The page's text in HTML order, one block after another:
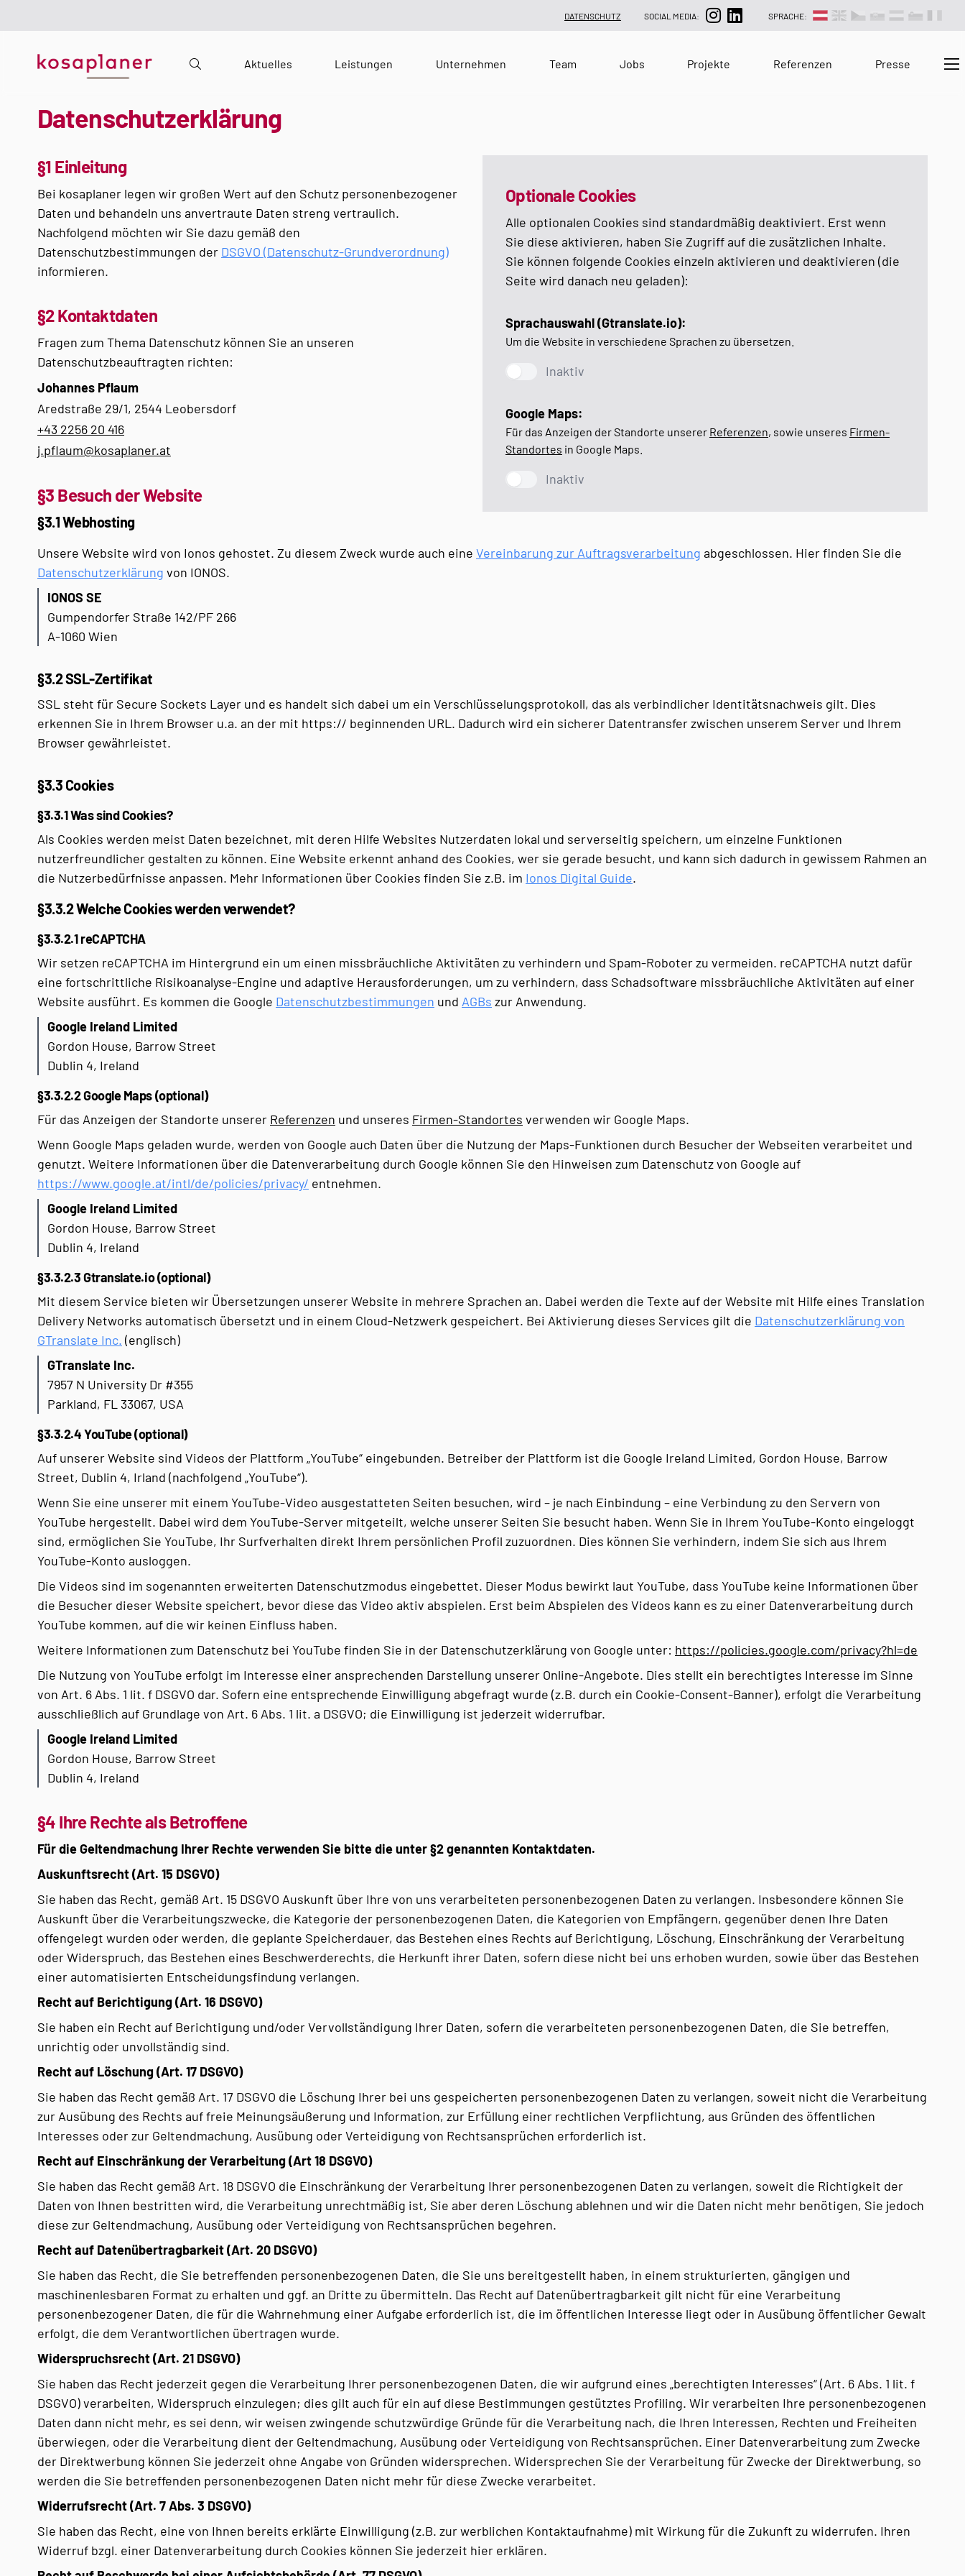
DATENSCHUTZ SOCIAL MEDIA: SPRACHE:
Aktuelles Leistungen Unternehmen Team Jobs Projekte Referenzen Presse
Datenschutzerklärung
Optionale Cookies
Alle optionalen Cookies sind standardmäßig deaktiviert. Erst wenn
Sie diese aktivieren, haben Sie Zugriff auf die zusätzlichen Inhalte.
Sie können folgende Cookies einzeln aktivieren und deaktivieren (die
Seite wird danach neu geladen):
Sprachauswahl (Gtranslate.io):
Um die Website in verschiedene Sprachen zu übersetzen.
Inaktiv
Google Maps:
Für das Anzeigen der Standorte unserer Referenzen, sowie unseres Firmen-
Standortes in Google Maps.
Inaktiv
§1 Einleitung
Bei kosaplaner legen wir großen Wert auf den Schutz personenbezogener
Daten und behandeln uns anvertraute Daten streng vertraulich.
Nachfolgend möchten wir Sie dazu gemäß den
Datenschutzbestimmungen der DSGVO (Datenschutz-Grundverordnung)
informieren.
§2 Kontaktdaten
Fragen zum Thema Datenschutz können Sie an unseren
Datenschutzbeauftragten richten:
Johannes Pflaum
Aredstraße 29/1, 2544 Leobersdorf
+43 2256 20 416
j.pflaum@kosaplaner.at
§3 Besuch der Website
§3.1 Webhosting
Unsere Website wird von Ionos gehostet. Zu diesem Zweck wurde auch eine Vereinbarung zur Auftragsverarbeitung abgeschlossen. Hier finden Sie die
Datenschutzerklärung von IONOS.
IONOS SE
Gumpendorfer Straße 142/PF 266
A-1060 Wien
§3.2 SSL-Zertifikat
SSL steht für Secure Sockets Layer und es handelt sich dabei um ein Verschlüsselungsprotokoll, das als verbindlicher Identitätsnachweis gilt. Dies
erkennen Sie in Ihrem Browser u.a. an der mit https:// beginnenden URL. Dadurch wird ein sicherer Datentransfer zwischen unserem Server und Ihrem
Browser gewährleistet.
§3.3 Cookies
§3.3.1 Was sind Cookies?
Als Cookies werden meist Daten bezeichnet, mit deren Hilfe Websites Nutzerdaten lokal und serverseitig speichern, um einzelne Funktionen
nutzerfreundlicher gestalten zu können. Eine Website erkennt anhand des Cookies, wer sie gerade besucht, und kann sich dadurch in gewissem Rahmen an
die Nutzerbedürfnisse anpassen. Mehr Informationen über Cookies finden Sie z.B. im Ionos Digital Guide.
§3.3.2 Welche Cookies werden verwendet?
§3.3.2.1 reCAPTCHA
Wir setzen reCAPTCHA im Hintergrund ein um einen missbräuchliche Aktivitäten zu verhindern und Spam-Roboter zu vermeiden. reCAPTCHA nutzt dafür
eine fortschrittliche Risikoanalyse-Engine und adaptive Herausforderungen, um zu verhindern, dass Schadsoftware missbräuchliche Aktivitäten auf einer
Website ausführt. Es kommen die Google Datenschutzbestimmungen und AGBs zur Anwendung.
Google Ireland Limited
Gordon House, Barrow Street
Dublin 4, Ireland
§3.3.2.2 Google Maps (optional)
Für das Anzeigen der Standorte unserer Referenzen und unseres Firmen-Standortes verwenden wir Google Maps.
Wenn Google Maps geladen wurde, werden von Google auch Daten über die Nutzung der Maps-Funktionen durch Besucher der Webseiten verarbeitet und
genutzt. Weitere Informationen über die Datenverarbeitung durch Google können Sie den Hinweisen zum Datenschutz von Google auf
https://www.google.at/intl/de/policies/privacy/ entnehmen.
Google Ireland Limited
Gordon House, Barrow Street
Dublin 4, Ireland
§3.3.2.3 Gtranslate.io (optional)
Mit diesem Service bieten wir Übersetzungen unserer Website in mehrere Sprachen an. Dabei werden die Texte auf der Website mit Hilfe eines Translation
Delivery Networks automatisch übersetzt und in einem Cloud-Netzwerk gespeichert. Bei Aktivierung dieses Services gilt die Datenschutzerklärung von
GTranslate Inc. (englisch)
GTranslate Inc.
7957 N University Dr #355
Parkland, FL 33067, USA
§3.3.2.4 YouTube (optional)
Auf unserer Website sind Videos der Plattform „YouTube“ eingebunden. Betreiber der Plattform ist die Google Ireland Limited, Gordon House, Barrow
Street, Dublin 4, Irland (nachfolgend „YouTube“).
Wenn Sie eine unserer mit einem YouTube-Video ausgestatteten Seiten besuchen, wird – je nach Einbindung – eine Verbindung zu den Servern von
YouTube hergestellt. Dabei wird dem YouTube-Server mitgeteilt, welche unserer Seiten Sie besucht haben. Wenn Sie in Ihrem YouTube-Konto eingeloggt
sind, ermöglichen Sie YouTube, Ihr Surfverhalten direkt Ihrem persönlichen Profil zuzuordnen. Dies können Sie verhindern, indem Sie sich aus Ihrem
YouTube-Konto ausloggen.
Die Videos sind im sogenannten erweiterten Datenschutzmodus eingebettet. Dieser Modus bewirkt laut YouTube, dass YouTube keine Informationen über
die Besucher dieser Website speichert, bevor diese das Video aktiv abspielen. Erst beim Abspielen des Videos kann es zu einer Datenverarbeitung durch
YouTube kommen, auf die wir keinen Einfluss haben.
Weitere Informationen zum Datenschutz bei YouTube finden Sie in der Datenschutzerklärung von Google unter: https://policies.google.com/privacy?hl=de
Die Nutzung von YouTube erfolgt im Interesse einer ansprechenden Darstellung unserer Online-Angebote. Dies stellt ein berechtigtes Interesse im Sinne
von Art. 6 Abs. 1 lit. f DSGVO dar. Sofern eine entsprechende Einwilligung abgefragt wurde (z.B. durch ein Cookie-Consent-Banner), erfolgt die Verarbeitung
ausschließlich auf Grundlage von Art. 6 Abs. 1 lit. a DSGVO; die Einwilligung ist jederzeit widerrufbar.
Google Ireland Limited
Gordon House, Barrow Street
Dublin 4, Ireland
§4 Ihre Rechte als Betroffene
Für die Geltendmachung Ihrer Rechte verwenden Sie bitte die unter §2 genannten Kontaktdaten.
Auskunftsrecht (Art. 15 DSGVO)
Sie haben das Recht, gemäß Art. 15 DSGVO Auskunft über Ihre von uns verarbeiteten personenbezogenen Daten zu verlangen. Insbesondere können Sie
Auskunft über die Verarbeitungszwecke, die Kategorie der personenbezogenen Daten, die Kategorien von Empfängern, gegenüber denen Ihre Daten
offengelegt wurden oder werden, die geplante Speicherdauer, das Bestehen eines Rechts auf Berichtigung, Löschung, Einschränkung der Verarbeitung
oder Widerspruch, das Bestehen eines Beschwerderechts, die Herkunft ihrer Daten, sofern diese nicht bei uns erhoben wurden, sowie über das Bestehen
einer automatisierten Entscheidungsfindung verlangen.
Recht auf Berichtigung (Art. 16 DSGVO)
Sie haben ein Recht auf Berichtigung und/oder Vervollständigung Ihrer Daten, sofern die verarbeiteten personenbezogenen Daten, die Sie betreffen,
unrichtig oder unvollständig sind.
Recht auf Löschung (Art. 17 DSGVO)
Sie haben das Recht gemäß Art. 17 DSGVO die Löschung Ihrer bei uns gespeicherten personenbezogenen Daten zu verlangen, soweit nicht die Verarbeitung
zur Ausübung des Rechts auf freie Meinungsäußerung und Information, zur Erfüllung einer rechtlichen Verpflichtung, aus Gründen des öffentlichen
Interesses oder zur Geltendmachung, Ausübung oder Verteidigung von Rechtsansprüchen erforderlich ist.
Recht auf Einschränkung der Verarbeitung (Art 18 DSGVO)
Sie haben das Recht gemäß Art. 18 DSGVO die Einschränkung der Verarbeitung Ihrer personenbezogenen Daten zu verlangen, soweit die Richtigkeit der
Daten von Ihnen bestritten wird, die Verarbeitung unrechtmäßig ist, Sie aber deren Löschung ablehnen und wir die Daten nicht mehr benötigen, Sie jedoch
diese zur Geltendmachung, Ausübung oder Verteidigung von Rechtsansprüchen begehren.
Recht auf Datenübertragbarkeit (Art. 20 DSGVO)
Sie haben das Recht, die Sie betreffenden personenbezogenen Daten, die Sie uns bereitgestellt haben, in einem strukturierten, gängigen und
maschinenlesbaren Format zu erhalten und ggf. an Dritte zu übermitteln. Das Recht auf Datenübertragbarkeit gilt nicht für eine Verarbeitung
personenbezogener Daten, die für die Wahrnehmung einer Aufgabe erforderlich ist, die im öffentlichen Interesse liegt oder in Ausübung öffentlicher Gewalt
erfolgt, die dem Verantwortlichen übertragen wurde.
Widerspruchsrecht (Art. 21 DSGVO)
Sie haben das Recht jederzeit gegen die Verarbeitung Ihrer personenbezogenen Daten, die wir aufgrund eines „berechtigten Interesses“ (Art. 6 Abs. 1 lit. f
DSGVO) verarbeiten, Widerspruch einzulegen; dies gilt auch für ein auf diese Bestimmungen gestütztes Profiling. Wir verarbeiten Ihre personenbezogenen
Daten dann nicht mehr, es sei denn, wir weisen zwingende schutzwürdige Gründe für die Verarbeitung nach, die Ihren Interessen, Rechten und Freiheiten
überwiegen, oder die Verarbeitung dient der Geltendmachung, Ausübung oder Verteidigung von Rechtsansprüchen. Einer Datenverarbeitung zum Zwecke
der Direktwerbung können Sie jederzeit ohne Angabe von Gründen widersprechen. Widersprechen Sie der Verarbeitung für Zwecke der Direktwerbung, so
werden die Sie betreffenden personenbezogenen Daten nicht mehr für diese Zwecke verarbeitet.
Widerrufsrecht (Art. 7 Abs. 3 DSGVO)
Sie haben das Recht, eine von Ihnen bereits erklärte Einwilligung (z.B. zur werblichen Kontaktaufnahme) mit Wirkung für die Zukunft zu widerrufen. Ihren
Widerruf bzgl. einer Datenverarbeitung durch Cookies können Sie jederzeit hier erklären.